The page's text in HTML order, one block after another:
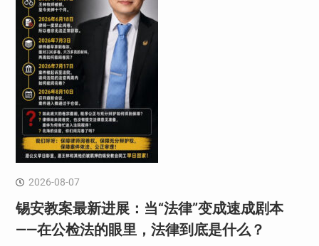
2026-08-07
锡安教案最新进展：当“法律”变成速成剧本
——在公检法的眼里，法律到底是什么？